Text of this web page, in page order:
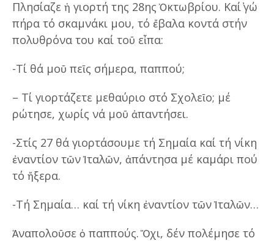
Πλησίαζε ἡ γιορτή της 28ης Ὀκτωβρίου. Καί ̓γώ
πήρα τό σκαμνάκι μου, τό ἔβαλα κοντά στήν
πολυθρόνα του καί τοῦ εἶπα:
-Τί θά μοῦ πεῖς σήμερα, παππού;
– Τί γιορτάζετε μεθαύριο στό Σχολεῖο; μέ
ρώτησε, χωρίς νά μοῦ ἀπαντήσει.
-Στίς 27 θά γιορτάσουμε τή Σημαία καί τή νίκη
ἐναντίον τῶν Ἰταλῶν, ἀπάντησα μέ καμάρι πού
τό ἤξερα.
-Τή Σημαία… καί τή νίκη ἐναντίον τῶν Ἰταλῶν…
Ἀναπολοῦσε ὁ παππούς. Ὄχι, δέν πολέμησε τό